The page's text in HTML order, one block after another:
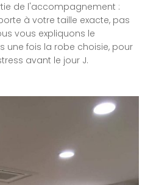
de l'accompagnement :
à votre taille exacte, pas
vous expliquons le
une fois la robe choisie, pour
avant le jour J.